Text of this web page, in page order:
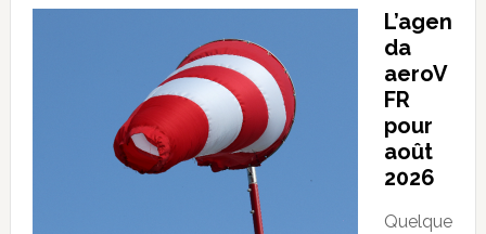
L’agen
da
aeroV
FR
pour
août
2026
Quelque